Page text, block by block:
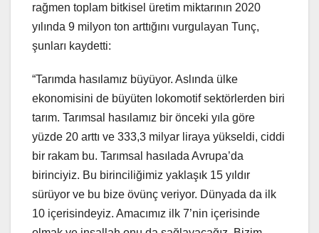
rağmen toplam bitkisel üretim miktarının 2020
yılında 9 milyon ton arttığını vurgulayan Tunç,
şunları kaydetti:
“Tarımda hasılamız büyüyor. Aslında ülke
ekonomisini de büyüten lokomotif sektörlerden biri
tarım. Tarımsal hasılamız bir önceki yıla göre
yüzde 20 arttı ve 333,3 milyar liraya yükseldi, ciddi
bir rakam bu. Tarımsal hasılada Avrupa’da
birinciyiz. Bu birinciliğimiz yaklaşık 15 yıldır
sürüyor ve bu bize övünç veriyor. Dünyada da ilk
10 içerisindeyiz. Amacımız ilk 7’nin içerisinde